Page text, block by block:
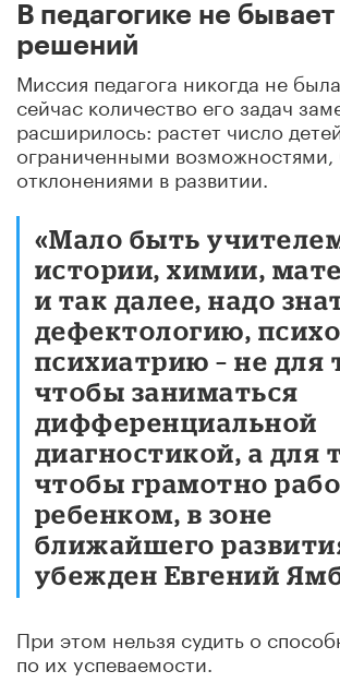
В педагогике не
решений
Миссия педагога никогда не
сейчас количество его задач
расширилось: растет число
ограниченными возможностями,
отклонениями в развитии.
«Мало быть
истории, химии,
и так далее, надо
дефектологию,
психиатрию – не для
чтобы заниматься
дифференциальной
диагностикой, а для
чтобы грамотно
ребенком, в зоне
ближайшего
убежден Евгений
При этом нельзя судить о
по их успеваемости.